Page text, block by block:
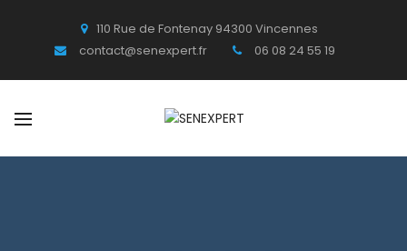
110 Rue de Fontenay 94300 Vincennes
contact@senexpert.fr
06 08 24 55 19